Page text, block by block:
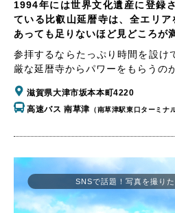
1994年には世界文化遺産に登録
ている比叡山延暦寺は、全エリア
あっても足りないほど見どころが
参拝するならたっぷり時間を設け
厳な延暦寺からパワーをもらうの
滋賀県大津市坂本本町4220
高速バス 南草津 （南草津駅東口ターミナ
SNSで話題！写真を撮り